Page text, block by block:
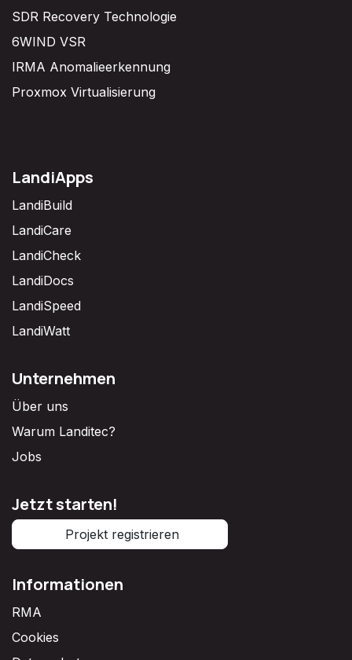
SDR Recovery Technologie
6WIND VSR
IRMA Anomalieerkennung
Proxmox Virtualisierung
LandiApps
LandiBuild
LandiCare
LandiCheck
LandiDocs
LandiSpeed
LandiWatt
Unternehmen
Über uns
Warum Landitec?
Jobs
Jetzt starten!
Projekt registrieren
Informationen
RMA
Cookies